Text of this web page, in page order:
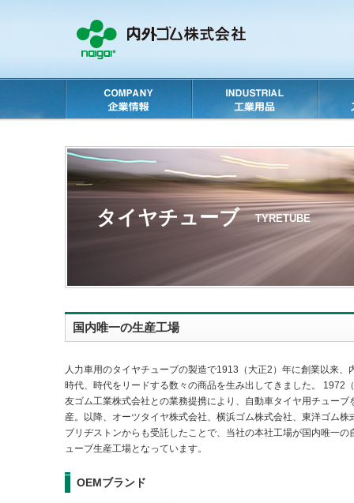
タイヤチューブ TYRETUBE
国内唯一の生産工場
人力車用のタイヤチューブの製造で1913（大正2）年に創業以来、
時代、時代をリードする数々の商品を生み出してきました。 1972
友ゴム工業株式会社との業務提携により、自動車タイヤ用チューブ
産。以降、オーツタイヤ株式会社、横浜ゴム株式会社、東洋ゴム株
ブリヂストンからも受託したことで、当社の本社工場が国内唯一の
ューブ生産工場となっています。
OEMブランド